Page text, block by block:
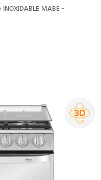
INOXIDABLE MABE -